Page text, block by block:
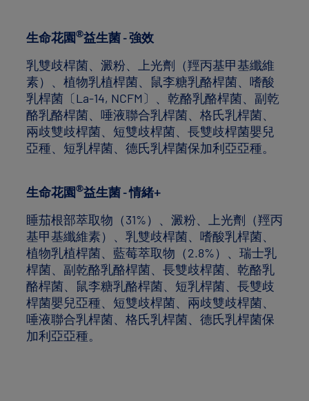
生命花園®益生菌 - 強效
乳雙歧桿菌、澱粉、上光劑（羥丙基甲基纖維
素）、植物乳植桿菌、鼠李糖乳酪桿菌、嗜酸
乳桿菌〔La-14, NCFM〕、乾酪乳酪桿菌、副乾
酪乳酪桿菌、唾液聯合乳桿菌、格氏乳桿菌、
兩歧雙歧桿菌、短雙歧桿菌、長雙歧桿菌嬰兒
亞種、短乳桿菌、德氏乳桿菌保加利亞亞種。
生命花園®益生菌 - 情緒+
睡茄根部萃取物（31%）、澱粉、上光劑（羥丙
基甲基纖維素）、乳雙歧桿菌、嗜酸乳桿菌、
植物乳植桿菌、藍莓萃取物（2.8%）、瑞士乳
桿菌、副乾酪乳酪桿菌、長雙歧桿菌、乾酪乳
酪桿菌、鼠李糖乳酪桿菌、短乳桿菌、長雙歧
桿菌嬰兒亞種、短雙歧桿菌、兩歧雙歧桿菌、
唾液聯合乳桿菌、格氏乳桿菌、德氏乳桿菌保
加利亞亞種。